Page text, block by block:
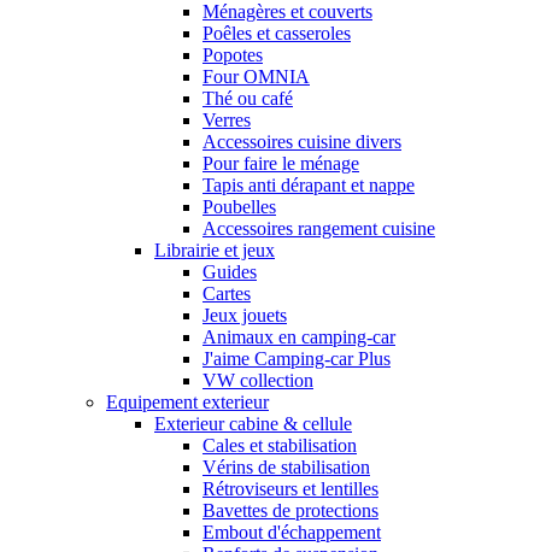
Ménagères et couverts
Poêles et casseroles
Popotes
Four OMNIA
Thé ou café
Verres
Accessoires cuisine divers
Pour faire le ménage
Tapis anti dérapant et nappe
Poubelles
Accessoires rangement cuisine
Librairie et jeux
Guides
Cartes
Jeux jouets
Animaux en camping-car
J'aime Camping-car Plus
VW collection
Equipement exterieur
Exterieur cabine & cellule
Cales et stabilisation
Vérins de stabilisation
Rétroviseurs et lentilles
Bavettes de protections
Embout d'échappement